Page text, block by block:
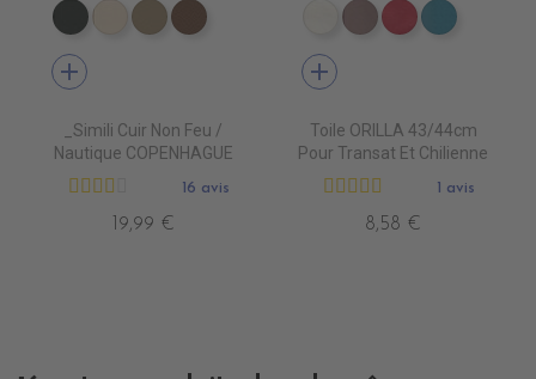
EN7005 VERT ANGLAIS
EN7001 CREME
EN7002 BEIGE
EN7003 BRUN
add
_Simili Cuir Non Feu /
Nautique COPENHAGUE
16 avis
19,99 €
DT0001 ECRU
DT0003DT0005DT0022
add
Toile ORILLA 43/44cm
Pour Transat Et Chilienne
1 avis
8,58 €